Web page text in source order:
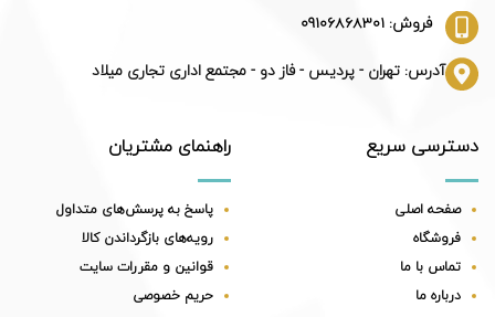
فروش: 09106868301
آدرس: تهران - پردیس - فاز دو - مجتمع اداری تجاری میلاد
دسترسی سریع
صفحه اصلی
فروشگاه
تماس با ما
درباره ما
راهنمای مشتریان
پاسخ به پرسش‌های متداول
رویه‌های بازگرداندن کالا
قوانین و مقررات سایت
حریم خصوصی